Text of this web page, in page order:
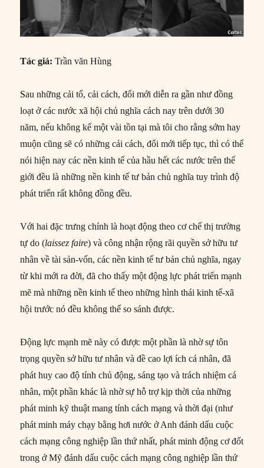
Tác giả: Trần văn Hùng
Sau những cải tổ, cải cách, đổi mới diễn ra gần như đồng
loạt ở các nước xã hội chủ nghĩa cách nay trên dưới 30
năm, nếu không kể một vài tồn tại mà tôi cho rằng sớm hay
muộn cũng sẽ có những cải cách, đổi mới tiếp tục, thì có thể
nói hiện nay các nền kinh tế của hầu hết các nước trên thế
giới đều là những nền kinh tế tư bản chủ nghĩa tuy trình độ
phát triển rất không đồng đều.
Với hai đặc trưng chính là hoạt động theo cơ chế thị trường
tự do (laissez faire) và công nhận rộng rãi quyền sở hữu tư
nhân về tài sản-vốn, các nền kinh tế tư bản chủ nghĩa, ngay
từ khi mới ra đời, đã cho thấy một động lực phát triển mạnh
mẽ mà những nền kinh tế theo những hình thái kinh tế-xã
hội trước nó đều không thể so sánh được.
Động lực mạnh mẽ này có được một phần là nhờ sự tôn
trọng quyền sở hữu tư nhân và đề cao lợi ích cá nhân, đã
phát huy cao độ tính chủ động, sáng tạo và trách nhiệm cá
nhân, một phần khác là nhờ sự hỗ trợ kịp thời của những
phát minh kỹ thuật mang tính cách mạng và thời đại (như
phát minh máy chạy bằng hơi nước ở Anh đánh dấu cuộc
cách mạng công nghiệp lần thứ nhất, phát minh động cơ đốt
trong ở Mỹ đánh dấu cuộc cách mạng công nghiệp lần thứ